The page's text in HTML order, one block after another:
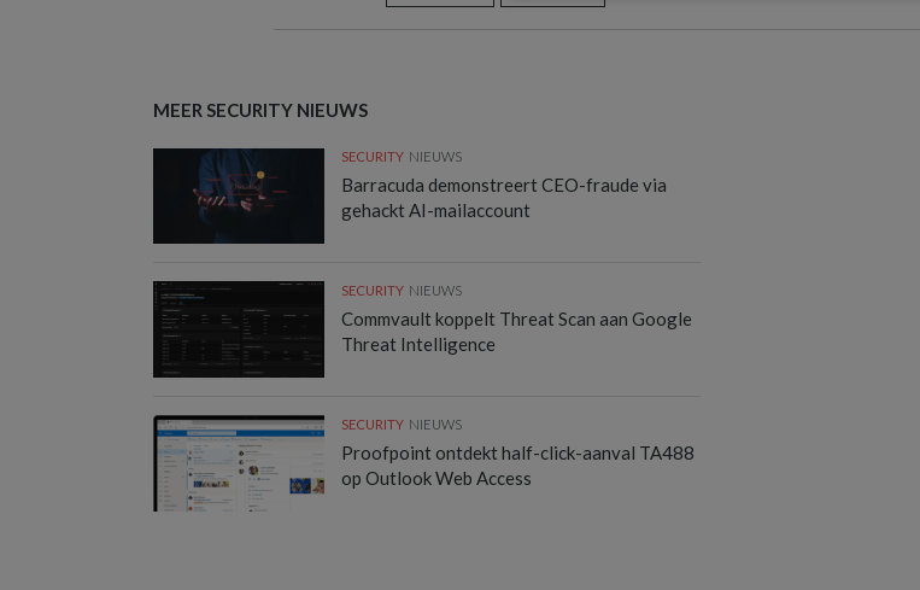
MEER SECURITY NIEUWS
SECURITY NIEUWS
Barracuda demonstreert CEO-fraude via
gehackt AI-mailaccount
SECURITY NIEUWS
Commvault koppelt Threat Scan aan Google
Threat Intelligence
SECURITY NIEUWS
Proofpoint ontdekt half-click-aanval TA488
op Outlook Web Access